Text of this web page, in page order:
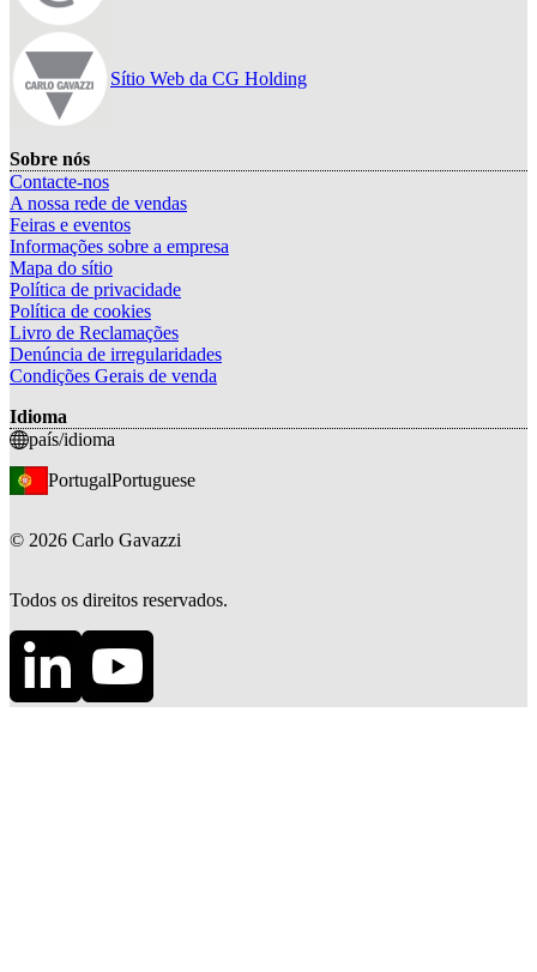
Sítio Web da CG Holding
Sobre nós
Contacte-nos
A nossa rede de vendas
Feiras e eventos
Informações sobre a empresa
Mapa do sítio
Política de privacidade
Política de cookies
Livro de Reclamações
Denúncia de irregularidades
Condições Gerais de venda
Idioma
país/idioma
PortugalPortuguese
© 2026 Carlo Gavazzi
Todos os direitos reservados.